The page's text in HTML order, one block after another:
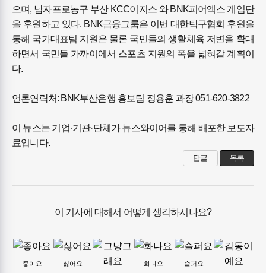
으며, 남자프로농구 부산 KCC이지스 와 BNK피어엑스 게임단
을 후원하고 있다. BNK금융그룹은 이번 대한탁구협회 후원을
통해 국가대표팀 지원은 물론 국민들의 생활체육 저변을 확대
하면서 국민들 가까이에서 스포츠 지원의 폭을 넓혀갈 계획이
다.
언론연락처: BNK부산은행 홍보팀 정용훈 과장 051-620-3822
이 뉴스는 기업·기관·단체가 뉴스와이어를 통해 배포한 보도자
료입니다.
답글 목록
이 기사에 대해서 어떻게 생각하시나요?
좋아요 싫어요 화나요 슬퍼요